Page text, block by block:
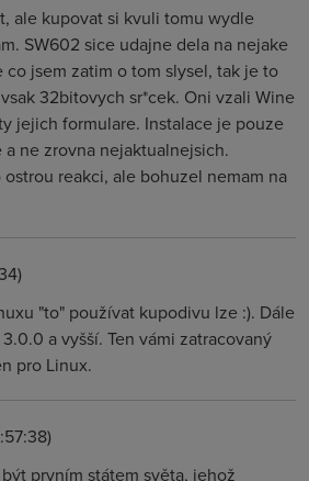
ale kupovat si kvuli tomu wydle
SW602 sice udajne dela na nejake
jsem zatim o tom slysel, tak je to
32bitovych sr*cek. Oni vzali Wine
jejich formulare. Instalace je pouze
ne zrovna nejaktualnejsich.
reakci, ale bohuzel nemam na
"to" používat kupodivu lze :). Dále
a vyšší. Ten vámi zatracovaný
pro Linux.
prvním státem světa, jehož